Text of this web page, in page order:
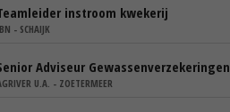
instroom kwekerij
- SCHAIJK
Adviseur Gewassenverzekeringen
U.A. - ZOETERMEER